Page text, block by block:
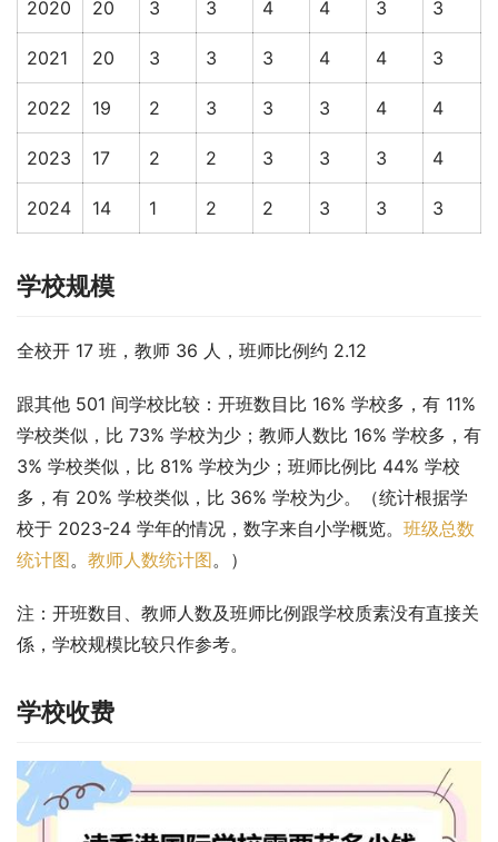
2020 20 3 3 4 4 3 3
2021 20 3 3 3 4 4 3
2022 19 2 3 3 3 4 4
2023 17 2 2 3 3 3 4
2024 14 1 2 2 3 3 3
学校规模
全校开 17 班，教师 36 人，班师比例约 2.12
跟其他 501 间学校比较：开班数目比 16% 学校多，有 11%
学校类似，比 73% 学校为少；教师人数比 16% 学校多，有
3% 学校类似，比 81% 学校为少；班师比例比 44% 学校
多，有 20% 学校类似，比 36% 学校为少。（统计根据学
校于 2023-24 学年的情况，数字来自小学概览。 班级总数
统计图。 教师人数统计图。）
注：开班数目、教师人数及班师比例跟学校质素没有直接关
係，学校规模比较只作参考。
学校收费